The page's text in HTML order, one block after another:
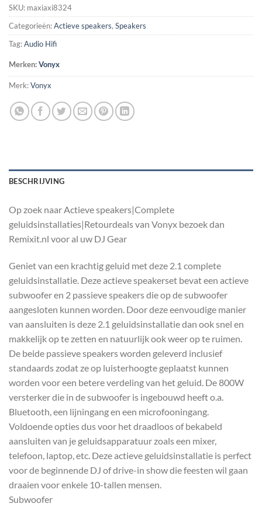
SKU: maxiaxi8324
Categorieën:Actieve speakers, Speakers
Tag:Audio Hifi
Merken:Vonyx
Merk:Vonyx
BESCHRIJVING
Op zoek naar Actieve speakers|Complete
geluidsinstallaties|Retourdeals van Vonyx bezoek dan
Remixit.nl voor al uw DJ Gear
Geniet van een krachtig geluid met deze 2.1 complete
geluidsinstallatie. Deze actieve speakerset bevat een actieve
subwoofer en 2 passieve speakers die op de subwoofer
aangesloten kunnen worden. Door deze eenvoudige manier
van aansluiten is deze 2.1 geluidsinstallatie dan ook snel en
makkelijk op te zetten en natuurlijk ook weer op te ruimen.
De beide passieve speakers worden geleverd inclusief
standaards zodat ze op luisterhoogte geplaatst kunnen
worden voor een betere verdeling van het geluid. De 800W
versterker die in de subwoofer is ingebouwd heeft o.a.
Bluetooth, een lijningang en een microfooningang.
Voldoende opties dus voor het draadloos of bekabeld
aansluiten van je geluidsapparatuur zoals een mixer,
telefoon, laptop, etc. Deze actieve geluidsinstallatie is perfect
voor de beginnende DJ of drive-in show die feesten wil gaan
draaien voor enkele 10-tallen mensen.
Subwoofer